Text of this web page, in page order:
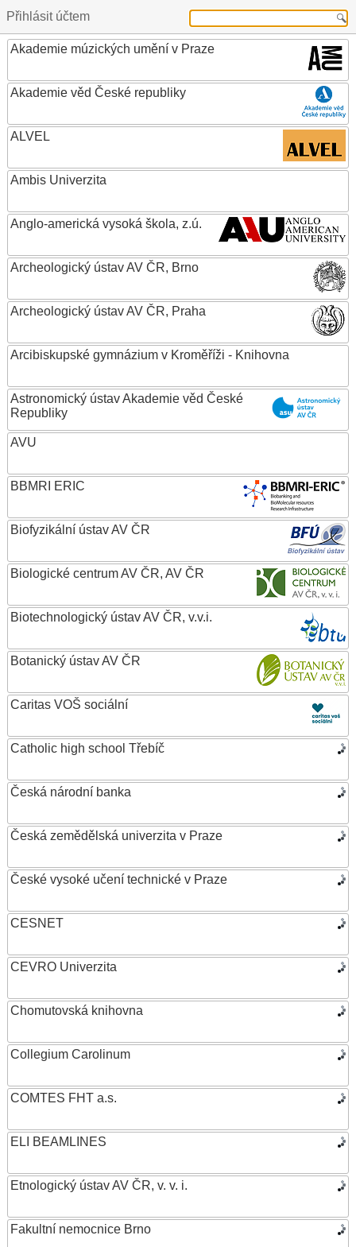
Přihlásit účtem
Akademie múzických umění v Praze
Akademie věd České republiky
ALVEL
Ambis Univerzita
Anglo-americká vysoká škola, z.ú.
Archeologický ústav AV ČR, Brno
Archeologický ústav AV ČR, Praha
Arcibiskupské gymnázium v Kroměříži - Knihovna
Astronomický ústav Akademie věd České
Republiky
AVU
BBMRI ERIC
Biofyzikální ústav AV ČR
Biologické centrum AV ČR, AV ČR
Biotechnologický ústav AV ČR, v.v.i.
Botanický ústav AV ČR
Caritas VOŠ sociální
Catholic high school Třebíč
Česká národní banka
Česká zemědělská univerzita v Praze
České vysoké učení technické v Praze
CESNET
CEVRO Univerzita
Chomutovská knihovna
Collegium Carolinum
COMTES FHT a.s.
ELI BEAMLINES
Etnologický ústav AV ČR, v. v. i.
Fakultní nemocnice Brno